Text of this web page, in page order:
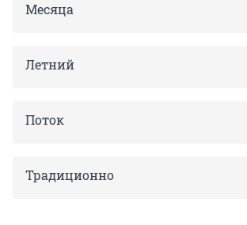
Месяца
Летний
Поток
Традиционно